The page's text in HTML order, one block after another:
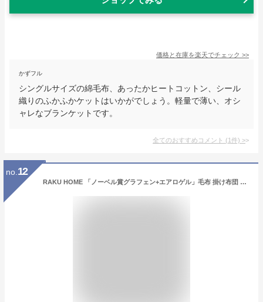
価格と在庫を楽天でチェック >>
かずフル
シングルサイズの綿毛布、あったかヒートコットン、シール
織りのふかふかケットはいかがでしょう。軽量で薄い、オシ
ャレなブランケットです。
全てのおすすめコメント (1件) >
no. 12
RAKU HOME 「ノーベル賞グラフェン+エアロゲル」毛布 掛け布団 冬用 あったか 冬 シングル 一枚2役 アルミ蒸着加工 新6層構造 極暖 軽量 断熱 光触媒加工 抗菌防臭防ダニ ループ付き 冬毛布 2枚合わせ 布団 ニューマイヤ生地 静電気防止 保湿加工 暖かい 保温 蓄熱 なめらか ふわふわ 洗える 150×210cm グレー